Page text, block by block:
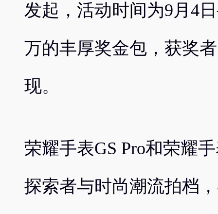
发起，活动时间为9月4
万的丰厚奖金包，获奖
现。
荣耀手表GS Pro和荣耀
探索者与时尚潮流拍档